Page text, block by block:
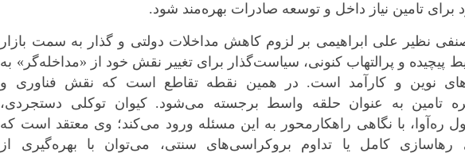
تامین نیاز داخل و توسعه صادرات بهره‌مند شود.
صنفی نظیر علی ابراهیمی بر لزوم کاهش مداخلات دولتی و گذار به سمت بازار
پیچیده و پرالتهاب کنونی، سیاست‌گذار برای تغییر نقش خود از «مداخله‌گر» به
نوین و کارآمد است. در همین نقطه تقاطع است که نقش فناوری و
تامین به عنوان حلقه واسط برجسته می‌شود. کیوان توکلی دستجردی،
ره‌آوا، با نگاهی راهکارمحور به این مسئله ورود می‌کند؛ وی معتقد است که
کامل یا تداوم بروکراسی‌های سنتی، می‌توان با بهره‌گیری از